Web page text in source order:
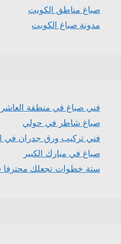
صباغ مناطق الكويت
مدونة صباغ الكويت
فني صباغ في منطقة
صباغ شاطر في حولي
فني تركيب ورق جدران في
صباغ في مبارك الكبير
ستة خطوات تجعلك محترفا